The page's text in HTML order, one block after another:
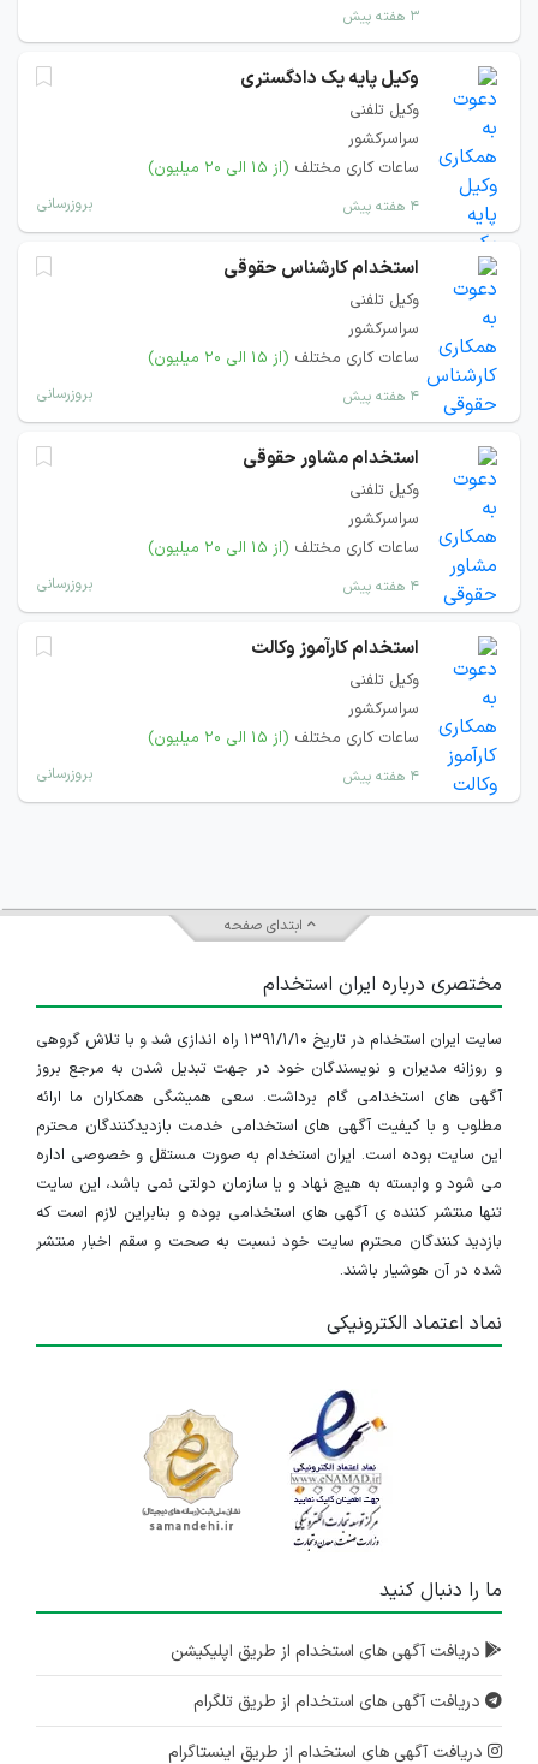
۳ هفته پیش
وکیل پایه یک دادگستری
وکیل تلفنی
سراسرکشور
ساعات کاری مختلف (از ۱۵ الی ۲۰ میلیون)
۴ هفته پیش بروزرسانی
استخدام کارشناس حقوقی
وکیل تلفنی
سراسرکشور
ساعات کاری مختلف (از ۱۵ الی ۲۰ میلیون)
۴ هفته پیش بروزرسانی
استخدام مشاور حقوقی
وکیل تلفنی
سراسرکشور
ساعات کاری مختلف (از ۱۵ الی ۲۰ میلیون)
۴ هفته پیش بروزرسانی
استخدام کارآموز وکالت
وکیل تلفنی
سراسرکشور
ساعات کاری مختلف (از ۱۵ الی ۲۰ میلیون)
۴ هفته پیش بروزرسانی
ابتدای صفحه
مختصری درباره ایران استخدام
سایت ایران استخدام در تاریخ ۱۳۹۱/۱/۱۰ راه اندازی شد و با تلاش گروهی
و روزانه مدیران و نویسندگان خود در جهت تبدیل شدن به مرجع بروز
آگهی های استخدامی گام برداشت. سعی همیشگی همکاران ما ارائه
مطلوب و با کیفیت آگهی های استخدامی خدمت بازدیدکنندگان محترم
این سایت بوده است. ایران استخدام به صورت مستقل و خصوصی اداره
می شود و وابسته به هیچ نهاد و یا سازمان دولتی نمی باشد، این سایت
تنها منتشر کننده ی آگهی های استخدامی بوده و بنابراین لازم است که
بازدید کنندگان محترم سایت خود نسبت به صحت و سقم اخبار منتشر
شده در آن هوشیار باشند.
نماد اعتماد الکترونیکی
ما را دنبال کنید
دریافت آگهی های استخدام از طریق اپلیکیشن
دریافت آگهی های استخدام از طریق تلگرام
دریافت آگهی های استخدام از طریق اینستاگرام